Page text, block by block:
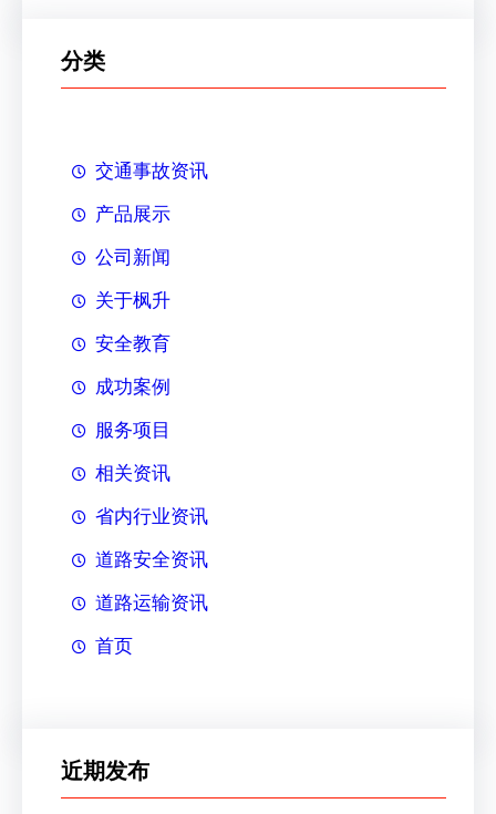
分类
交通事故资讯
产品展示
公司新闻
关于枫升
安全教育
成功案例
服务项目
相关资讯
省内行业资讯
道路安全资讯
道路运输资讯
首页
近期发布